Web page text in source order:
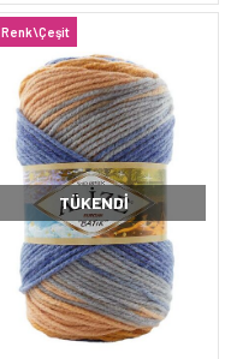
Renk\Çeşit
TÜKENDI